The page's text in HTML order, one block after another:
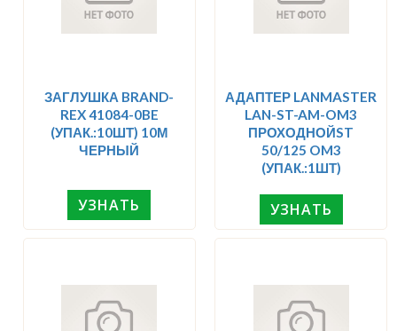
ЗАГЛУШКА BRAND-
REX 41084-0BE
(УПАК.:10ШТ) 10М
ЧЕРНЫЙ
УЗНАТЬ
АДАПТЕР LANMASTER
LAN-ST-AM-OM3
ПРОХОДНОЙST
50/125 OM3
(УПАК.:1ШТ)
УЗНАТЬ